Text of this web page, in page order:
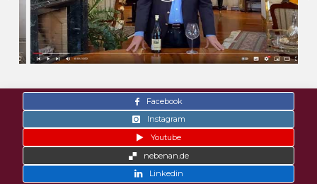
Facebook
Instagram
Youtube
nebenan.de
Linkedin